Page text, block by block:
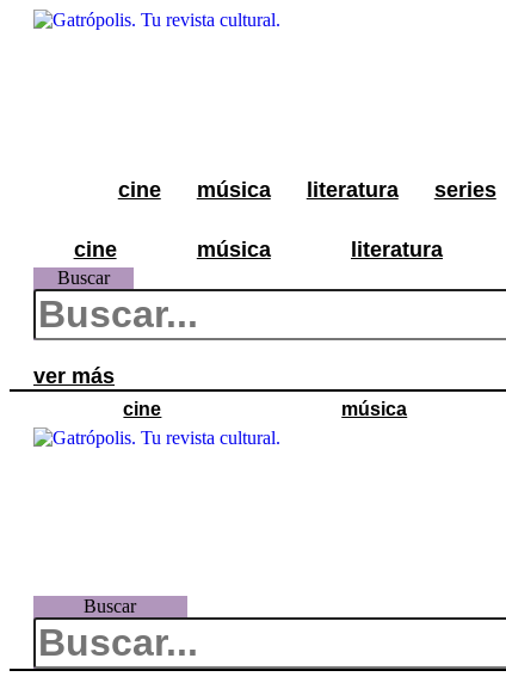
cine música literatura series
cine música literatura
Buscar
ver más
cine música
Buscar